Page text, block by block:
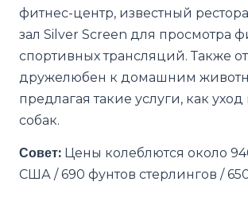
фитнес-центр, известный
зал Silver Screen для просмотра
спортивных трансляций. Также
дружелюбен к домашним
предлагая такие услуги, как уход
собак.
Совет: Цены колеблются около
США / 690 фунтов стерлингов /